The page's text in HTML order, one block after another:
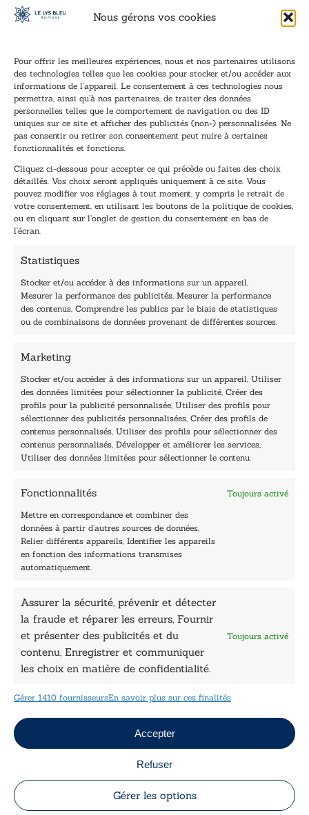
Nous gérons vos cookies
Pour offrir les meilleures expériences, nous et nos partenaires utilisons
des technologies telles que les cookies pour stocker et/ou accéder aux
informations de l’appareil. Le consentement à ces technologies nous
permettra, ainsi qu’à nos partenaires, de traiter des données
personnelles telles que le comportement de navigation ou des ID
uniques sur ce site et afficher des publicités (non-) personnalisées. Ne
pas consentir ou retirer son consentement peut nuire à certaines
fonctionnalités et fonctions.
Cliquez ci-dessous pour accepter ce qui précède ou faites des choix
détaillés. Vos choix seront appliqués uniquement à ce site. Vous
pouvez modifier vos réglages à tout moment, y compris le retrait de
votre consentement, en utilisant les boutons de la politique de cookies,
ou en cliquant sur l’onglet de gestion du consentement en bas de
l’écran.
Statistiques
Stocker et/ou accéder à des informations sur un appareil,
Mesurer la performance des publicités, Mesurer la performance
des contenus, Comprendre les publics par le biais de statistiques
ou de combinaisons de données provenant de différentes sources.
Marketing
Stocker et/ou accéder à des informations sur un appareil, Utiliser
des données limitées pour sélectionner la publicité, Créer des
profils pour la publicité personnalisée, Utiliser des profils pour
sélectionner des publicités personnalisées, Créer des profils de
contenus personnalisés, Utiliser des profils pour sélectionner des
contenus personnalisés, Développer et améliorer les services,
Utiliser des données limitées pour sélectionner le contenu.
Fonctionnalités Toujours activé
Mettre en correspondance et combiner des
données à partir d’autres sources de données,
Relier différents appareils, Identifier les appareils
en fonction des informations transmises
automatiquement.
Assurer la sécurité, prévenir et détecter
la fraude et réparer les erreurs, Fournir
et présenter des publicités et du
contenu, Enregistrer et communiquer
les choix en matière de confidentialité.
Toujours activé
Gérer 1410 fournisseursEn savoir plus sur ces finalités
Accepter
Refuser
Gérer les options
Inscription à la newsletter
Inscrivez-vous à notre newsletter et recevez nos
dernières nouvelles.
-
m
a
i
l
a
i
l
E
m
a
i
l
*
TENEZ-MOI AU COURANT !
40, rue du Louvre 75001 Paris
Horaires du standard
De mardi à vendredi :
9h - 12h et 13h30 - 16h30
Lundi, samedi et dimanche : fermé
Navigation
Accueil
Les Plumes du Lys Bleu
Prix sciences humaines et sociales
Nos collections
Nos auteurs
Catalogue
Sciences humaines
Pratique
Le Petit Lys
Données légales
Conditions Générales de vente
Politique de cookies
Mentions légales
Jeux concours
Copyright © 2026 Le Lys Bleu Éditions tous droits
réservés